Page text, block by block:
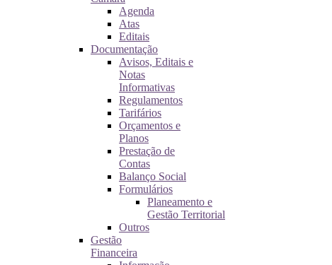
Agenda
Atas
Editais
Documentação
Avisos, Editais e
Notas
Informativas
Regulamentos
Tarifários
Orçamentos e
Planos
Prestação de
Contas
Balanço Social
Formulários
Planeamento e
Gestão Territorial
Outros
Gestão
Financeira